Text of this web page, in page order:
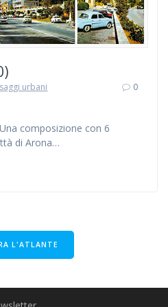
urbani
0
Una composizione con 6
di Arona…
L'ATLANTE